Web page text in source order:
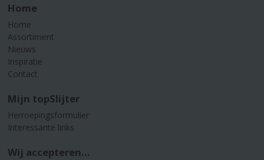
Home
Home
Assortiment
Nieuws
Inspiratie
Contact
Mijn topSlijter
Herroepingsformulier
Interessante links
Wij accepteren...